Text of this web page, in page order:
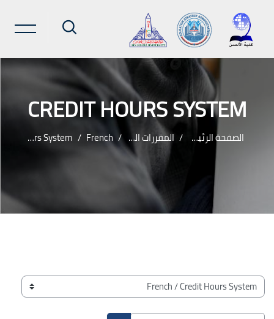
CREDIT HOURS SYSTEM
الصفحة الرئيسية المقررات الدراسية French
Credit Hours System
الكتل
تصنيفات المقررات